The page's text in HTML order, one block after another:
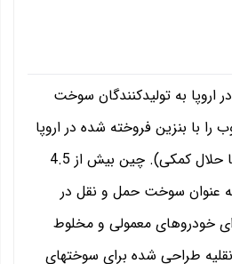
به تولیدکنندگان سوخت
3% الکل چوب را با بنزین فروخته شده در اروپا
می دهد (به مقدار مساوی با حلال کمکی). چین بیش از 4.5
به عنوان سوخت حمل و نقل در
خودروهای معمولی و مخلوط
طراحی شده برای سوختهای